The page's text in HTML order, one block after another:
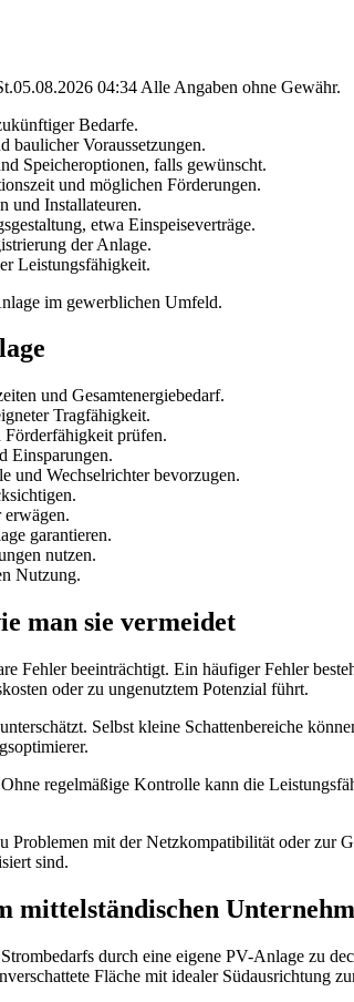
04:34 Alle Angaben ohne Gewähr.
Bedarfe.
baulicher Voraussetzungen.
Speicheroptionen, falls gewünscht.
und möglichen Förderungen.
und Installateuren.
etwa Einspeiseverträge.
der Anlage.
Leistungsfähigkeit.
im gewerblichen Umfeld.
und Gesamtenergiebedarf.
Tragfähigkeit.
Förderfähigkeit prüfen.
Einsparungen.
und Wechselrichter bevorzugen.
erwägen.
garantieren.
nutzen.
Nutzung.
man sie vermeidet
beeinträchtigt. Ein häufiger Fehler
oder zu ungenutztem Potenzial führt.
Selbst kleine Schattenbereiche
regelmäßige Kontrolle kann die
mit der Netzkompatibilität oder zur
sind.
mittelständischen
durch eine eigene PV-Anlage zu
Fläche mit idealer Südausrichtung